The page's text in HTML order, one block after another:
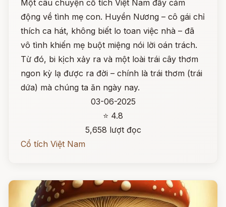
Một câu chuyện cổ tích Việt Nam đầy cảm
động về tình mẹ con. Huyền Nương – cô gái chỉ
thích ca hát, không biết lo toan việc nhà – đã
vô tình khiến mẹ buột miệng nói lời oán trách.
Từ đó, bi kịch xảy ra và một loài trái cây thơm
ngon kỳ lạ được ra đời – chính là trái thơm (trái
dứa) mà chúng ta ăn ngày nay.
03-06-2025
⭐ 4.8
5,658 lượt đọc
Cổ tích Việt Nam